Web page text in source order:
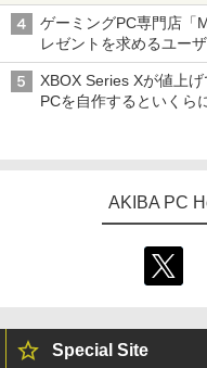
ゲーミングPC専門店「
レゼントを求めるユー
XBOX Series Xが値上
PCを自作するといくら
AKIBA PC
Special Site